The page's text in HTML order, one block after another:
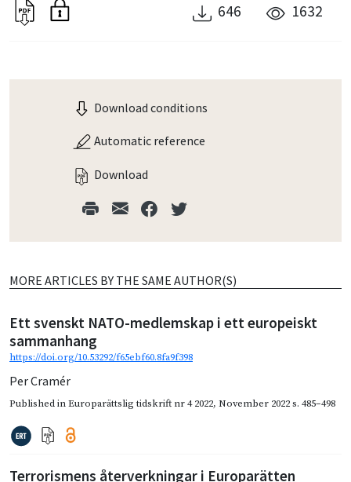
646 1632
Download conditions
Automatic reference
Download
MORE ARTICLES BY THE SAME AUTHOR(S)
Ett svenskt NATO-medlemskap i ett europeiskt
sammanhang
https://doi.org/10.53292/f65ebf60.8fa9f398
Per Cramér
Published inEuroparättslig tidskrift nr 4 2022, November 2022s. 485–498
Terrorismens återverkningar i Europarätten